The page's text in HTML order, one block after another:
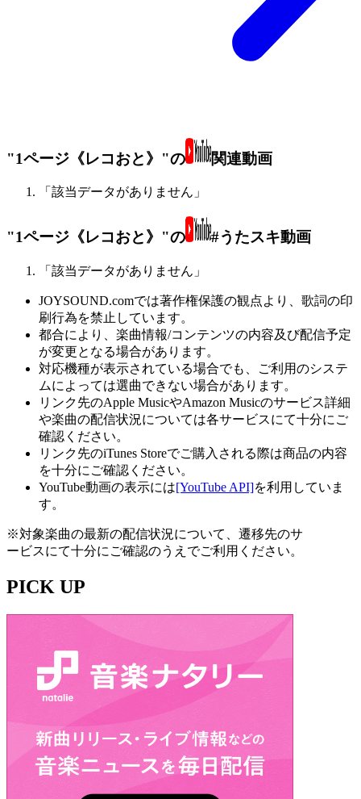
"1ページ《レコおと》"の 関連動画
「該当データがありません」
"1ページ《レコおと》"の #うたスキ動画
「該当データがありません」
JOYSOUND.comでは著作権保護の観点より、歌詞の印
刷行為を禁止しています。
都合により、楽曲情報/コンテンツの内容及び配信予定
が変更となる場合があります。
対応機種が表示されている場合でも、ご利用のシステ
ムによっては選曲できない場合があります。
リンク先のApple MusicやAmazon Musicのサービス詳細
や楽曲の配信状況については各サービスにて十分にご
確認ください。
リンク先のiTunes Storeでご購入される際は商品の内容
を十分にご確認ください。
YouTube動画の表示には[YouTube API]を利用していま
す。
※対象楽曲の最新の配信状況について、遷移先のサ
ービスにて十分にご確認のうえでご利用ください。
PICK UP